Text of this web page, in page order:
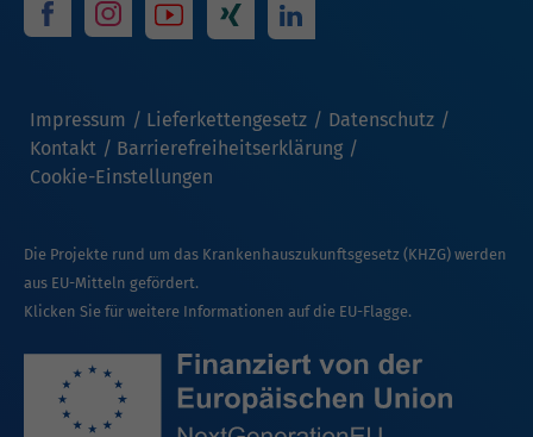
Impressum Lieferkettengesetz
Datenschutz
Kontakt
Barrierefreiheitserklärung
Cookie-Einstellungen
Die Projekte rund um das Krankenhauszukunftsgesetz (KHZG) werden
aus EU-Mitteln gefördert.
Klicken Sie für weitere Informationen auf die EU-Flagge.